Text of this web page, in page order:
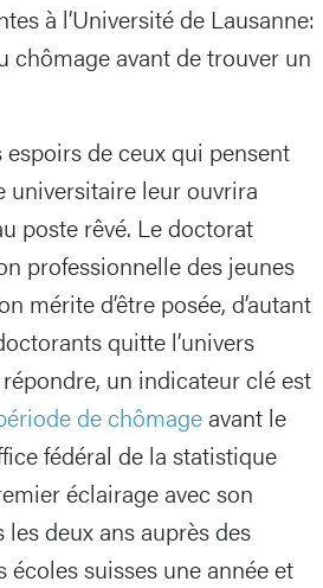
à l’Université de Lausanne:
chômage avant de trouver un
de ceux qui pensent
universitaire leur ouvrira
poste rêvé. Le doctorat
professionnelle des jeunes
mérite d’être posée, d’autant
quitte l’univers
un indicateur clé est
de chômage avant le
fédéral de la statistique
éclairage avec son
deux ans auprès des
suisses une année et